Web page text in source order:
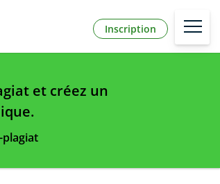
Inscription
et créez un
plagiat